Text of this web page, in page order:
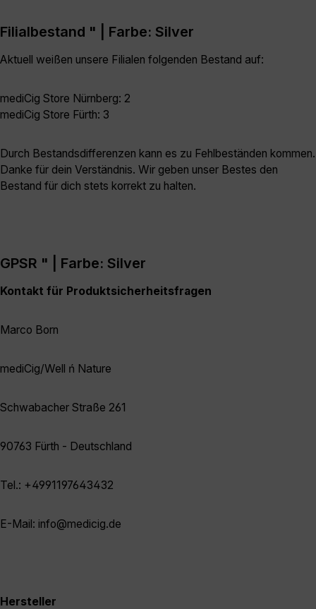
Filialbestand " | Farbe: Silver
Aktuell weißen unsere Filialen folgenden Bestand auf:
mediCig Store Nürnberg: 2
mediCig Store Fürth: 3
Durch Bestandsdifferenzen kann es zu Fehlbeständen kommen.
Danke für dein Verständnis. Wir geben unser Bestes den
Bestand für dich stets korrekt zu halten.
GPSR " | Farbe: Silver
Kontakt für Produktsicherheitsfragen
Marco Born
mediCig/Well ń Nature
Schwabacher Straße 261
90763 Fürth - Deutschland
Tel.: +4991197643432
E-Mail: info@medicig.de
Hersteller